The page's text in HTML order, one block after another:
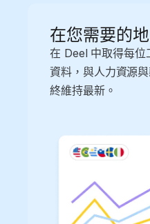
在您需要的
在 Deel 中取得每位
資料，與人力資源
終維持最新。